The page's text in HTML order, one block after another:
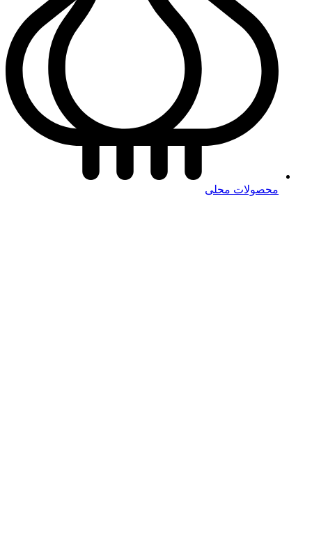
محصولات محلی